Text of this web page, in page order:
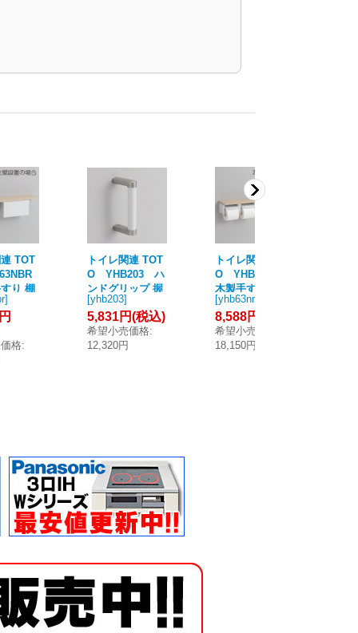
TOT
り 棚
付)
]
格:
トイレ関連 TOT
O YHB203 ハ
ンドグリップ 握
り径：Φ32mm
[■]
[yhb203]
5,831円(税込)
希望小売価格:
12,320円
トイレ関連 TOT
O YHB63NR
木製手すり 棚タ
イプ R/L兼用 [■]
[yhb63nr
8,588円
希望小売価格
18,150円